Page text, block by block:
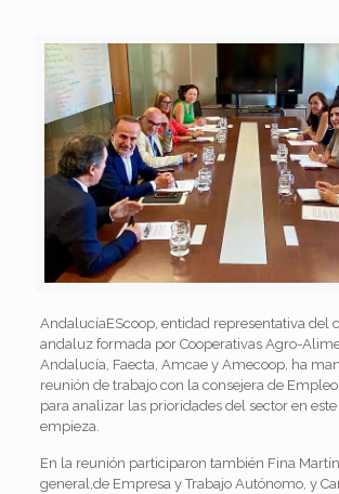
AndalucíaEScoop, entidad representativa del
andaluz formada por Cooperativas Agro-
Andalucía, Faecta, Amcae y Amecoop, ha
reunión de trabajo con la consejera de
para analizar las prioridades del sector en
empieza.
En la reunión participaron también Fina
general,de Empresa y Trabajo Autónomo, y